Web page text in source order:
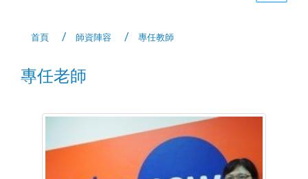
首頁 師資陣容 專任教師
專任老師